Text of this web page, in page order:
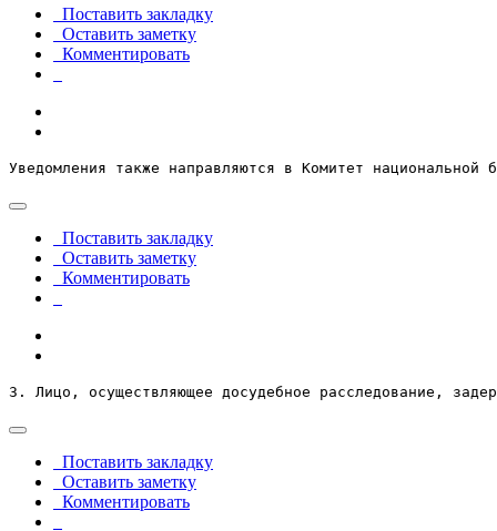
Поставить закладку
Оставить заметку
Комментировать
Уведомления также направляются в Комитет
Поставить закладку
Оставить заметку
Комментировать
3. Лицо, осуществляющее досудебное расследование,
Поставить закладку
Оставить заметку
Комментировать